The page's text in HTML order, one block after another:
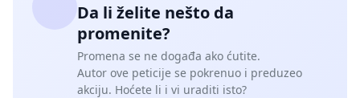
Da li želite nešto da
promenite?
Promena se ne događa ako ćutite.
Autor ove peticije se pokrenuo i preduzeo
akciju. Hoćete li i vi uraditi isto?